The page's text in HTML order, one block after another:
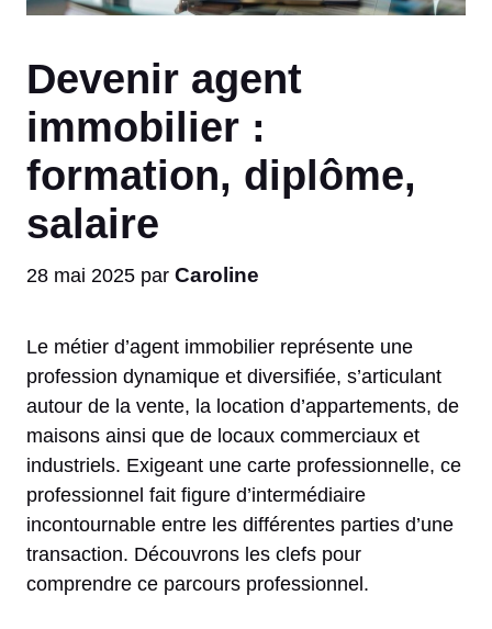
Devenir agent
immobilier :
formation, diplôme,
salaire
28 mai 2025 par Caroline
Le métier d’agent immobilier représente une
profession dynamique et diversifiée, s’articulant
autour de la vente, la location d’appartements, de
maisons ainsi que de locaux commerciaux et
industriels. Exigeant une carte professionnelle, ce
professionnel fait figure d’intermédiaire
incontournable entre les différentes parties d’une
transaction. Découvrons les clefs pour
comprendre ce parcours professionnel.